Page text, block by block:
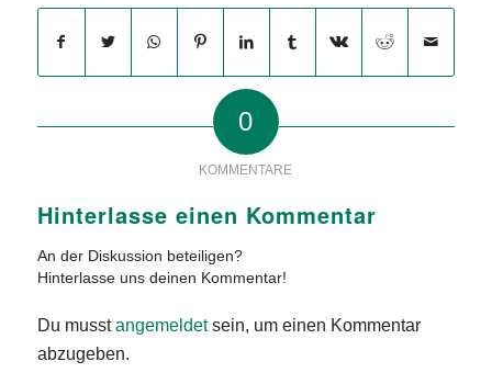
0
KOMMENTARE
Hinterlasse einen Kommentar
An der Diskussion beteiligen?
Hinterlasse uns deinen Kommentar!
Du musstangemeldetsein, um einen Kommentar
abzugeben.